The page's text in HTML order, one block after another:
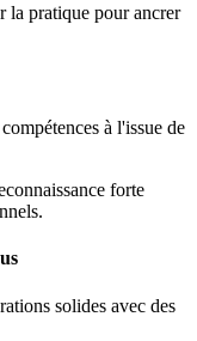
la pratique pour ancrer
à l'issue de
forte
solides avec des